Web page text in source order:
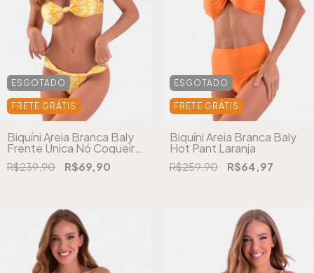
ESGOTADO
FRETE GRÁTIS
Biquíni Areia Branca Baly
Frente Única Nó Coqueiro
Amarelo
R$239,90 R$69,90
ESGOTADO
FRETE GRÁTIS
Biquíni Areia Branca Baly
Hot Pant Laranja
R$259,90 R$64,97